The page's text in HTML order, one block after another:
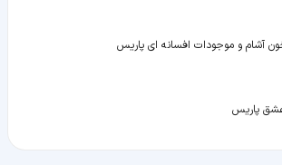
آشام و موجودات افسانه ای پاریس
عشق پاریس